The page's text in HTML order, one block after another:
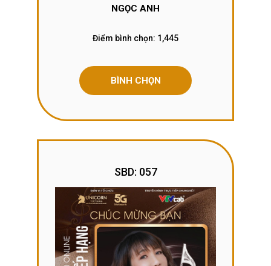
NGỌC ANH
Điểm bình chọn: 1,445
BÌNH CHỌN
SBD: 057